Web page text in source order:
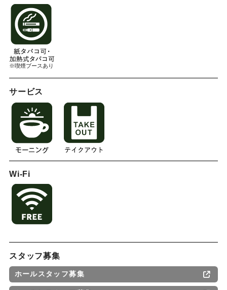
サービス
Wi-Fi
※喫煙ブースあり
スタッフ募集
ホールスタッフ募集